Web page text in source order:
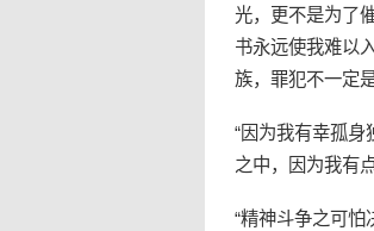
光，更不是为了
书永远使我难以
族，罪犯不一定
“因为我有幸孤
之中，因为我有
“精神斗争之可怕